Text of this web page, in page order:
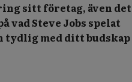
sitt företag, även det
vad Steve Jobs spelat
tydlig med ditt budskap